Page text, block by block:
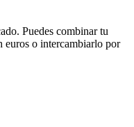
Puedes combinar tu
euros o intercambiarlo por